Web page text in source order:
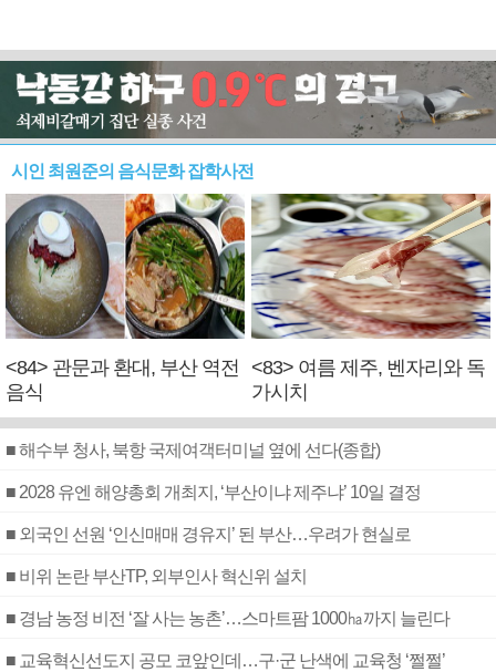
시인 최원준의 음식문화 잡학사전
<84> 관문과 환대, 부산 역전
음식
<83> 여름 제주, 벤자리와 독
가시치
■ 해수부 청사, 북항 국제여객터미널 옆에 선다(종합)
■ 2028 유엔 해양총회 개최지, ‘부산이냐 제주냐’ 10일 결정
■ 외국인 선원 ‘인신매매 경유지’ 된 부산…우려가 현실로
■ 비위 논란 부산TP, 외부인사 혁신위 설치
■ 경남 농정 비전 ‘잘 사는 농촌’…스마트팜 1000㏊까지 늘린다
■ 교육혁신선도지 공모 코앞인데…구·군 난색에 교육청 ‘쩔쩔’